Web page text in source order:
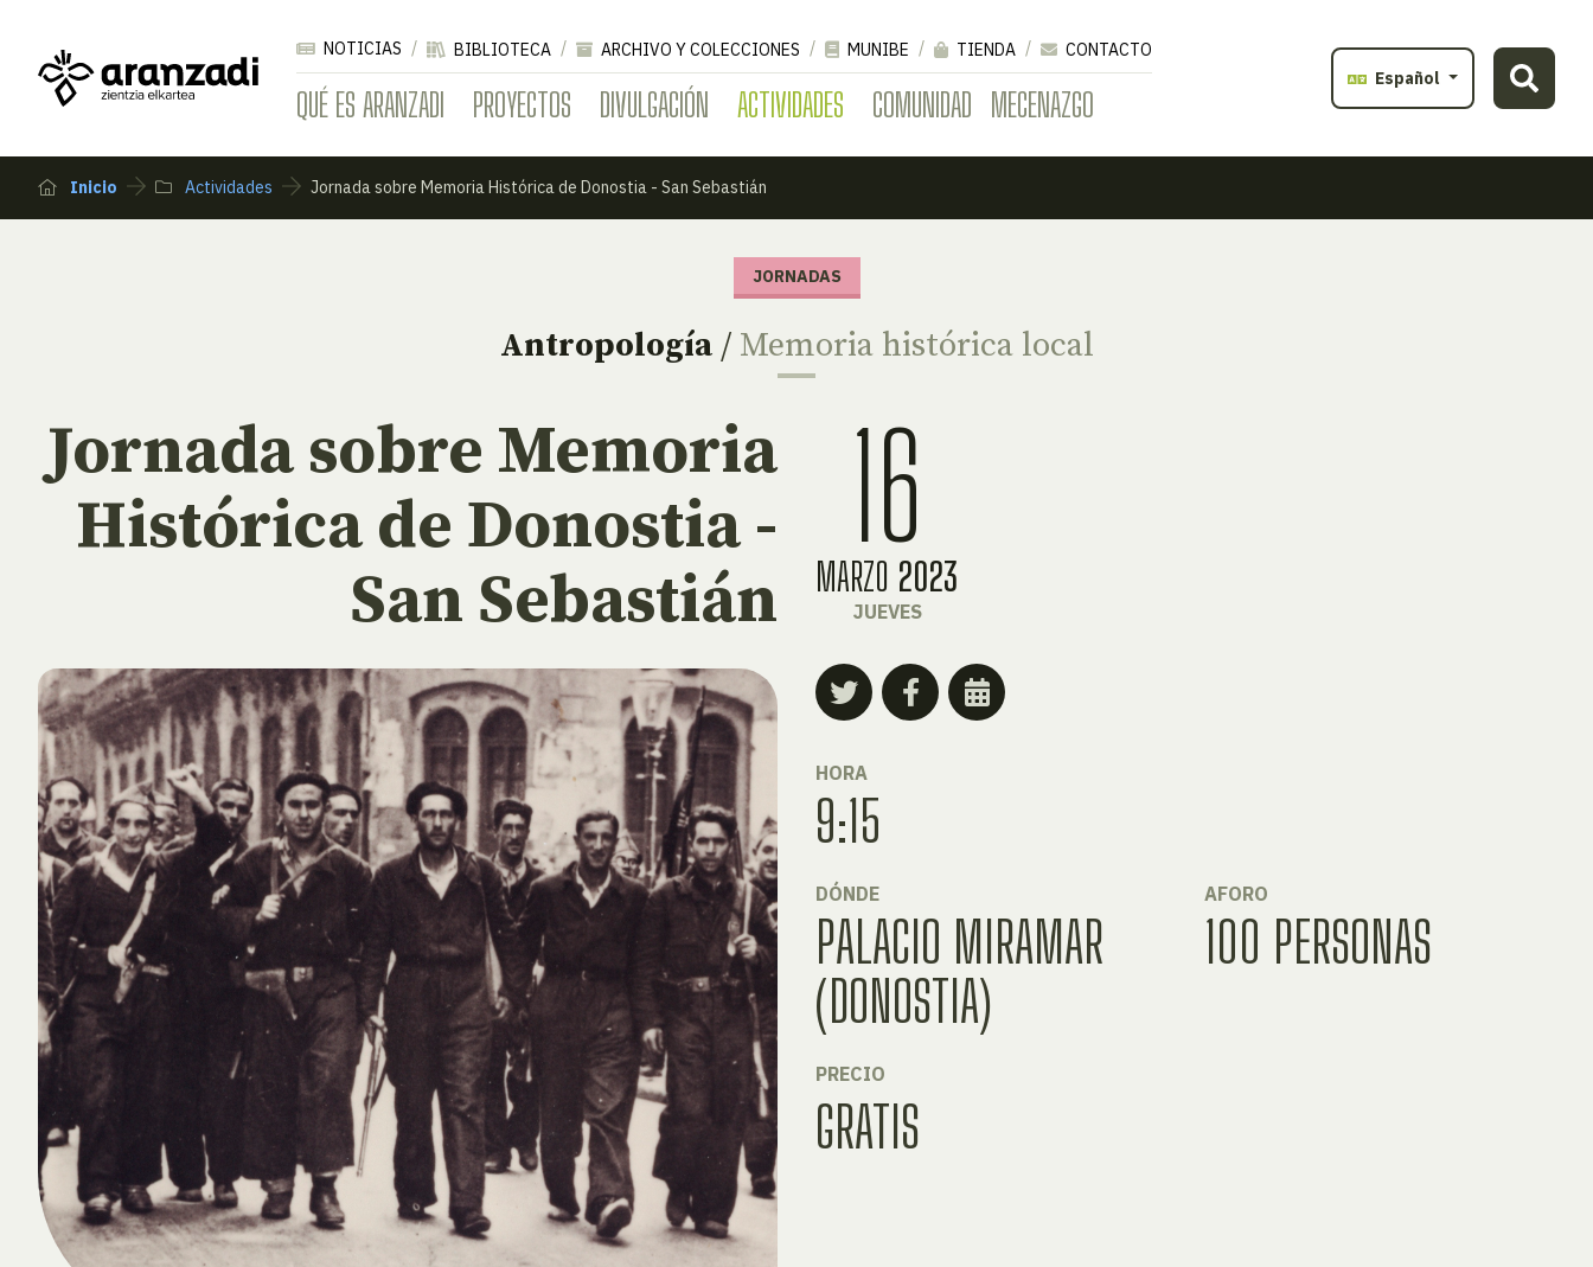
QUÉ ES ARANZADI PROYECTOS DIVULGACIÓN ACTIVIDADES COMUNIDAD MECENAZGO
NOTICIAS BIBLIOTECA ARCHIVO Y COLECCIONES MUNIBE TIENDA
CONTACTO
Español
Inicio Actividades Jornada sobre Memoria Histórica de Donostia - San Sebastián
JORNADAS
Antropología/ Memoria histórica local
Jornada sobre Memoria
Histórica de Donostia -
San Sebastián
16
MARZO 2023
JUEVES
HORA
9:15
DÓNDE
PALACIO MIRAMAR
(DONOSTIA)
AFORO
100 PERSONAS
PRECIO
GRATIS